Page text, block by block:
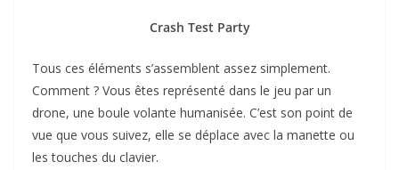
Crash Test Party
Tous ces éléments s’assemblent assez simplement.
Comment ? Vous êtes représenté dans le jeu par un
drone, une boule volante humanisée. C’est son point de
vue que vous suivez, elle se déplace avec la manette ou
les touches du clavier.